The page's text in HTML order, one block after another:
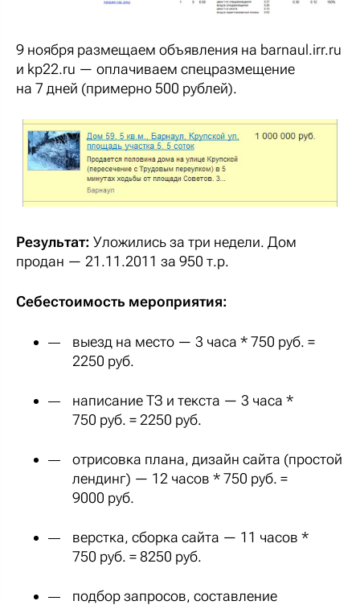
9 ноября размещаем объявления на barnaul.irr.ru
и kp22.ru — оплачиваем спецразмещение
на 7 дней (примерно 500 рублей).
Результат: Уложились за три недели. Дом
продан — 21.11.2011 за 950 т.р.
Себестоимость мероприятия:
выезд на место — 3 часа * 750 руб. =
2250 руб.
написание ТЗ и текста — 3 часа *
750 руб. = 2250 руб.
отрисовка плана, дизайн сайта (простой
лендинг) — 12 часов * 750 руб. =
9000 руб.
верстка, сборка сайта — 11 часов *
750 руб. = 8250 руб.
подбор запросов, составление